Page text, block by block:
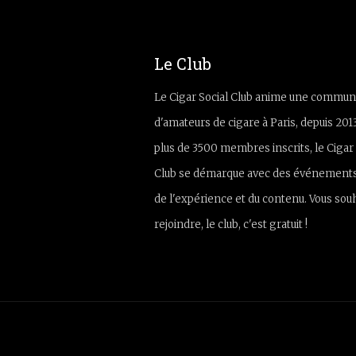
Le Club
Le Cigar Social Club anime une
d'amateurs de cigare à Paris, depuis
plus de 3500 membres inscrits, le Cigar
Club se démarque avec des
de l'expérience et du contenu. Vous
rejoindre, le club, c'est gratuit !